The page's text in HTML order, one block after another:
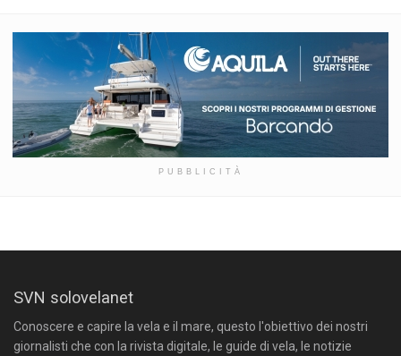
PUBBLICITÀ
SVN solovelanet
Conoscere e capire la vela e il mare, questo l'obiettivo dei nostri
giornalisti che con la rivista digitale, le guide di vela, le notizie